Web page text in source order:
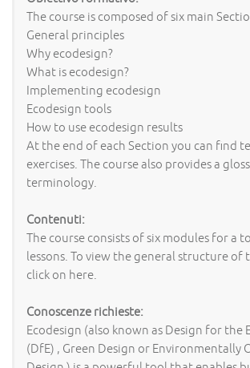
The course is composed of six main
General principles
Why ecodesign?
What is ecodesign?
Implementing ecodesign
Ecodesign tools
How to use ecodesign results
At the end of each Section you can find
exercises. The course also provides a
terminology.
Contenuti:
The course consists of six modules for a
lessons. To view the general structure of
click on here.
Conoscenze richieste:
Ecodesign (also known as Design for the
(DfE) , Green Design or Environmentally